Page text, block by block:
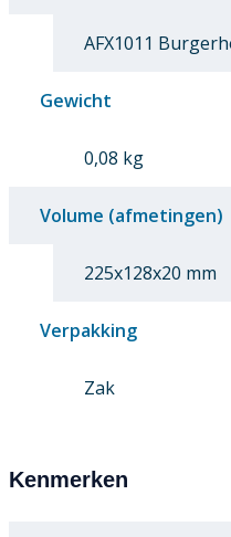
AFX1011
Gewicht
0,08 kg
Volume (afmetingen)
225x128x20 mm
Verpakking
Zak
Kenmerken